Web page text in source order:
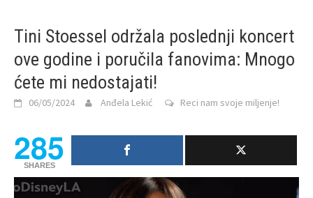
Tini Stoessel održala poslednji koncert
ove godine i poručila fanovima: Mnogo
ćete mi nedostajati!
06/05/2024 Anđela Lekić Reci nam svoje miljenje!
285
SHARES